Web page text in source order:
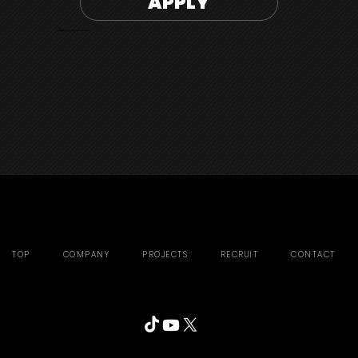
TOP COMPANY PROJECTS RECRUIT CONTACT